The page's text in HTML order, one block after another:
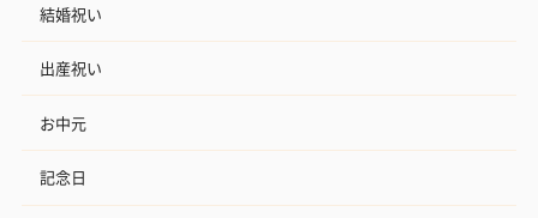
結婚祝い
出産祝い
お中元
記念日